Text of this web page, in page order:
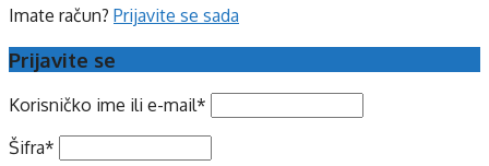
Imate račun? Prijavite se sada
Prijavite se
Korisničko ime ili e-mail*
Šifra*